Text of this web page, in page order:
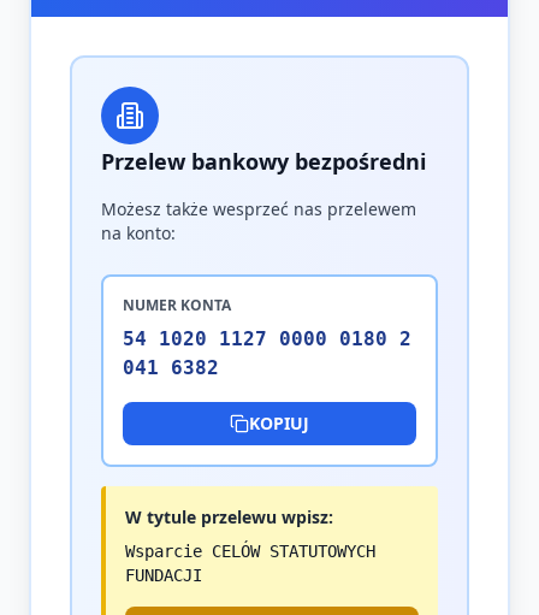
Przelew bankowy bezpośredni
Możesz także wesprzeć nas przelewem
na konto:
NUMER KONTA
54 1020 1127 0000 0180 2
041 6382
KOPIUJ
W tytule przelewu wpisz:
Wsparcie CELÓW STATUTOWYCH
FUNDACJI